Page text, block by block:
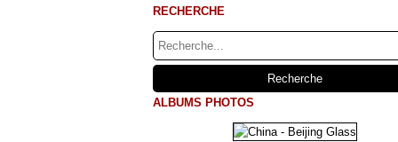
RECHERCHE
ALBUMS PHOTOS